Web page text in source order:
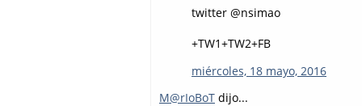
twitter @nsimao
+TW1+TW2+FB
miércoles, 18 mayo, 2016
M@rIoBoT dijo...